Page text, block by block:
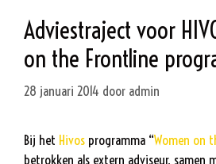
Adviestraject voor
on the Frontline
28 januari 2014 door admin
Bij het Hivos programma “Women on
betrokken als extern adviseur, samen